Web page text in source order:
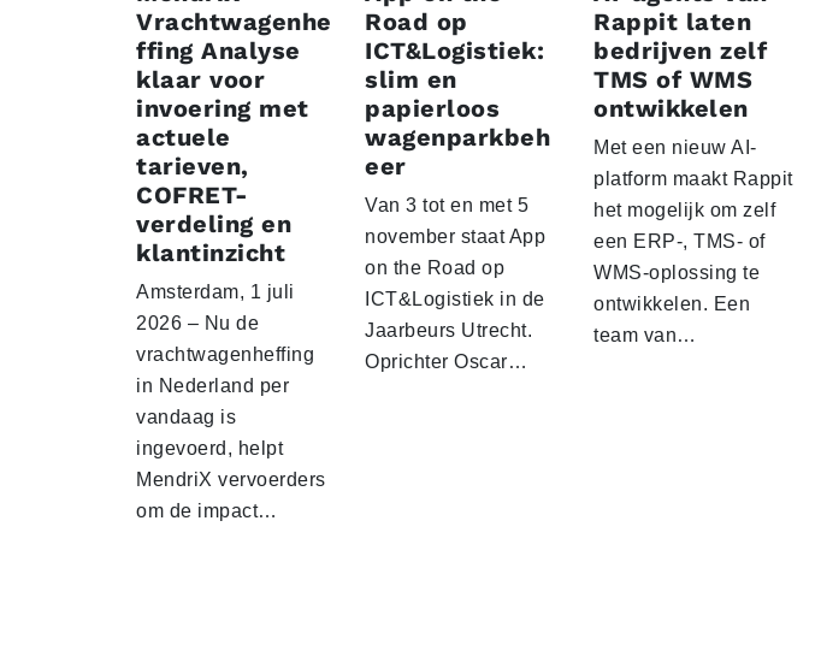
Vrachtwagenhe
ffing Analyse
klaar voor
invoering met
actuele
tarieven,
COFRET-
verdeling en
klantinzicht
Amsterdam, 1 juli
2026 – Nu de
vrachtwagenheffing
in Nederland per
vandaag is
ingevoerd, helpt
MendriX vervoerders
om de impact…
Road op
ICT&Logistiek:
slim en
papierloos
wagenparkbeh
eer
Van 3 tot en met 5
november staat App
on the Road op
ICT&Logistiek in de
Jaarbeurs Utrecht.
Oprichter Oscar…
Rappit laten
bedrijven zelf
TMS of WMS
ontwikkelen
Met een nieuw AI-
platform maakt Rappit
het mogelijk om zelf
een ERP-, TMS- of
WMS-oplossing te
ontwikkelen. Een
team van…